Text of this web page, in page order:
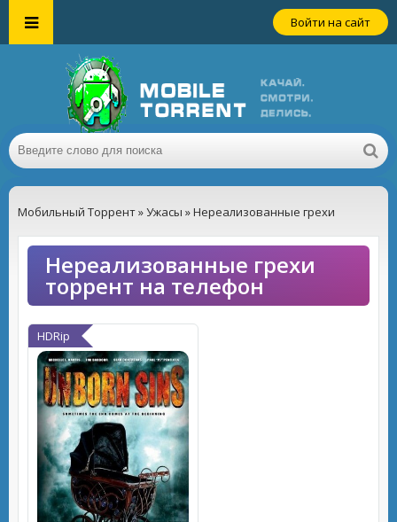
Войти на сайт
Мобильный Торрент»Ужасы » Нереализованные грехи
Нереализованные грехи
торрент на телефон
HDRip